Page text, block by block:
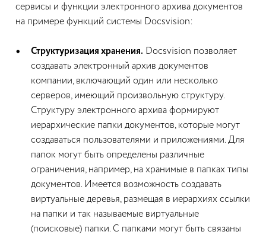
сервисы и функции электронного архива документов
на примере функций системы Docsvision:
Структуризация хранения. Docsvision позволяет
создавать электронный архив документов
компании, включающий один или несколько
серверов, имеющий произвольную структуру.
Структуру электронного архива формируют
иерархические папки документов, которые могут
создаваться пользователями и приложениями. Для
папок могут быть определены различные
ограничения, например, на хранимые в папках типы
документов. Имеется возможность создавать
виртуальные деревья, размещая в иерархиях ссылки
на папки и так называемые виртуальные
(поисковые) папки. С папками могут быть связаны